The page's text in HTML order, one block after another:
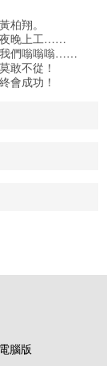
柏翔。
夜晚上工……
我們嗡嗡嗡……
敢不從！
會成功！
電腦版